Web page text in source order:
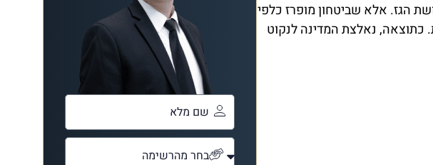
הגז. אלא שביטחון מופרז כלפי
כתוצאה, נאלצת המדינה לנקוט